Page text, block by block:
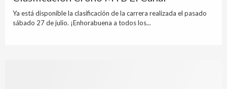
Ya está disponible la clasificación de la carrera realizada el pasado
sábado 27 de julio. ¡Enhorabuena a todos los...